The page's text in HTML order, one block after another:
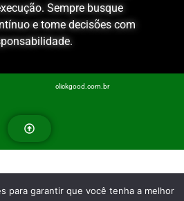
Sempre busque
e tome decisões com
clickgood.com.br
para garantir que você tenha a melhor